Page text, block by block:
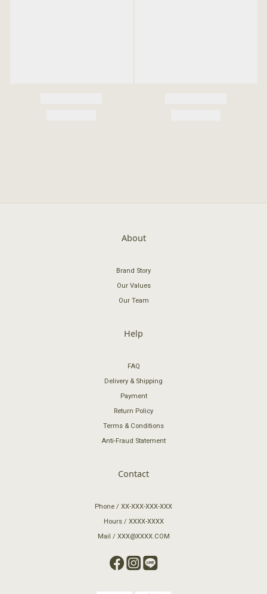
About
Brand Story
Our Values
Our Team
Help
FAQ
Delivery & Shipping
Payment
Return Policy
Terms & Conditions
Anti-Fraud Statement
Contact
Phone / XX-XXX-XXX-XXX
Hours / XXXX-XXXX
Mail / XXX@XXXX.COM